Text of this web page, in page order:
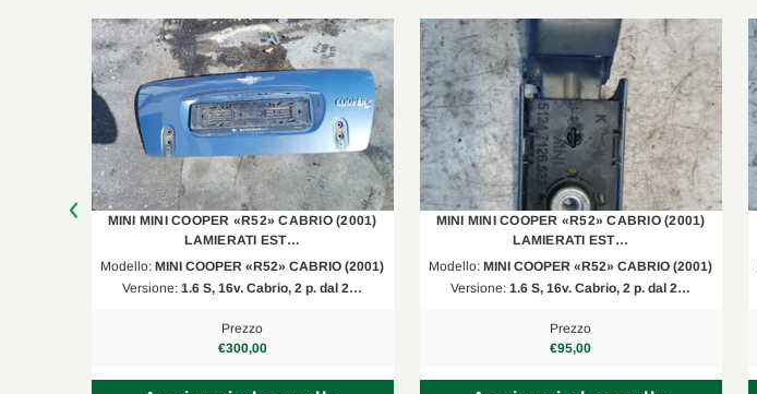
MINI MINI COOPER «R52» CABRIO (2001)
LAMIERATI EST…
Modello: MINI COOPER «R52» CABRIO (2001)
Versione: 1.6 S, 16v. Cabrio, 2 p. dal 2…
Prezzo
€300,00
MINI MINI COOPER «R52» CABRIO (2001)
LAMIERATI EST…
Modello: MINI COOPER «R52» CABRIO (2001)
Versione: 1.6 S, 16v. Cabrio, 2 p. dal 2…
Prezzo
€95,00